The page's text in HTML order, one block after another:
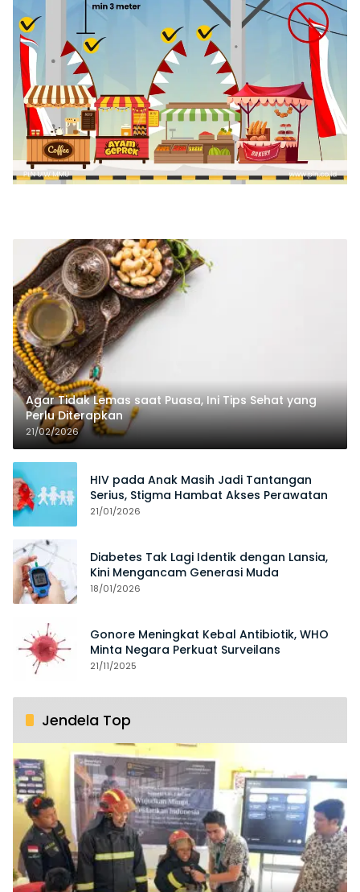
Agar Tidak Lemas saat Puasa, Ini Tips Sehat yang
Perlu Diterapkan
21/02/2026
HIV pada Anak Masih Jadi Tantangan
Serius, Stigma Hambat Akses Perawatan
21/01/2026
Diabetes Tak Lagi Identik dengan Lansia,
Kini Mengancam Generasi Muda
18/01/2026
Gonore Meningkat Kebal Antibiotik, WHO
Minta Negara Perkuat Surveilans
21/11/2025
Jendela Top